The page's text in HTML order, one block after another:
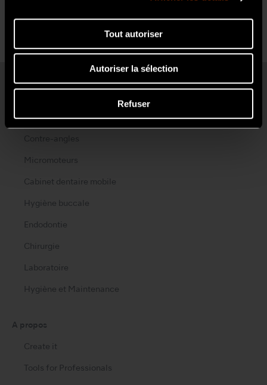
Tout autoriser
Autoriser la sélection
Refuser
Savoir les présenter, les expliquer de manière
efficace(France/Paris)
Turbines
Contre-angles
Micromoteurs
Cabinet dentaire mobile
Hygiène buccale
Endodontie
Chirurgie
Laboratoire
Hygiène et Maintenance
A propos
Create it
Tools for Professionals